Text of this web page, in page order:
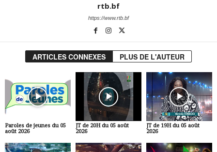
rtb.bf
https://www.rtb.bf
ARTICLES CONNEXES PLUS DE L'AUTEUR
Paroles de jeunes du 05
août 2026
JT de 20H du 05 août
2026
JT de 19H du 05 août
2026